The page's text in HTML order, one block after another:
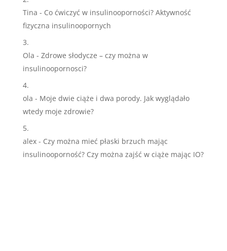
Tina - Co ćwiczyć w insulinooporności? Aktywność
fizyczna insulinoopornych
Ola - Zdrowe słodycze – czy można w
insulinoopornosci?
ola - Moje dwie ciąże i dwa porody. Jak wyglądało
wtedy moje zdrowie?
alex- Czy można mieć płaski brzuch mając
insulinooporność? Czy można zajść w ciąże mając IO?